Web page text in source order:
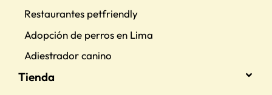
Restaurantes petfriendly
Adopción de perros en Lima
Adiestrador canino
Tienda